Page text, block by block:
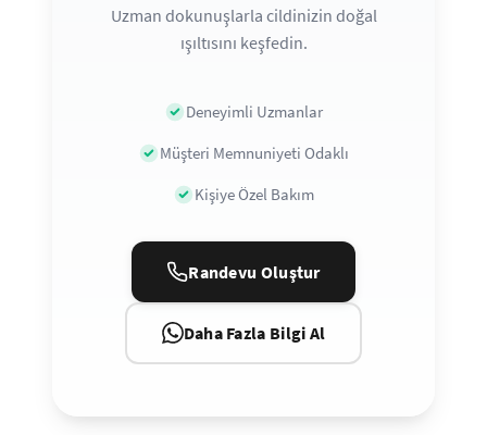
Uzman dokunuşlarla cildinizin doğal
ışıltısını keşfedin.
Deneyimli Uzmanlar
Müşteri Memnuniyeti Odaklı
Kişiye Özel Bakım
Randevu Oluştur
Daha Fazla Bilgi Al